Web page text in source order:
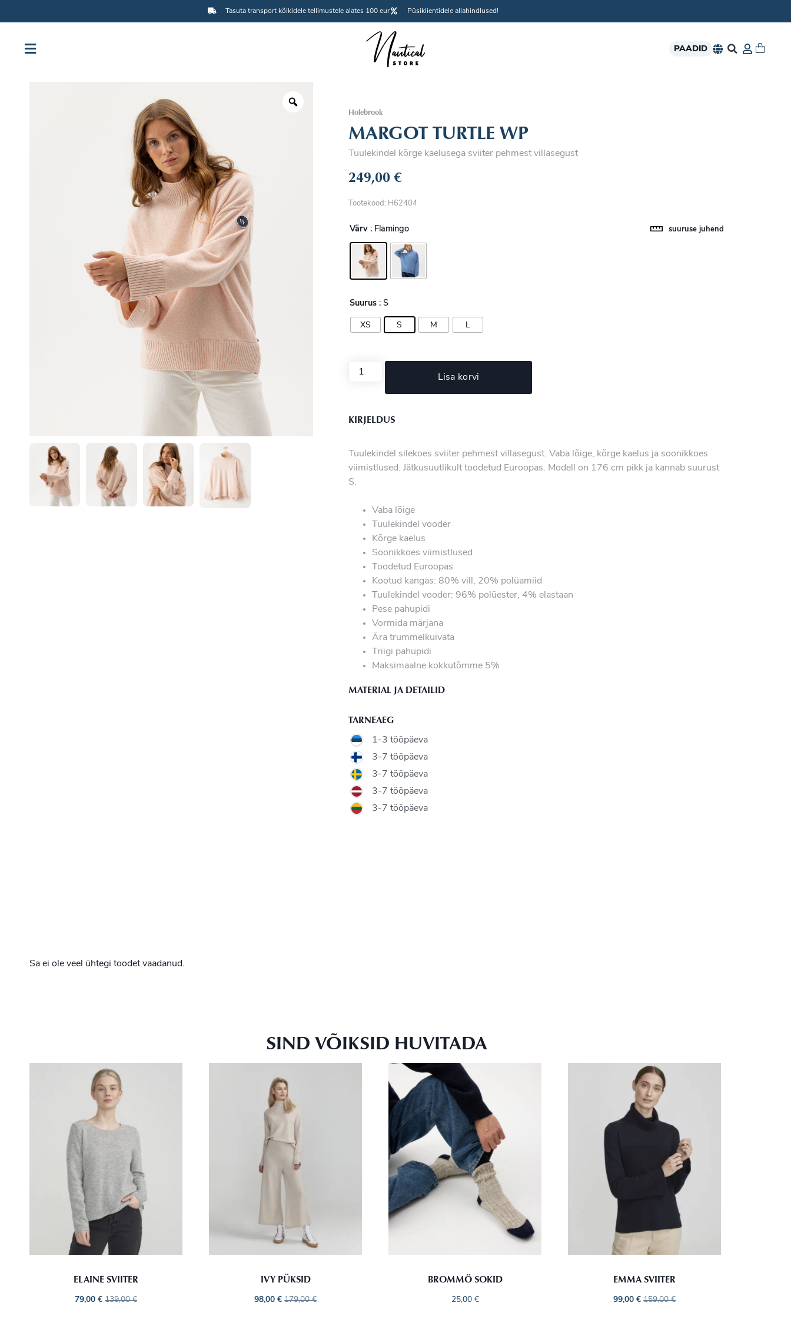
Tasuta transport kõikidele tellimustele alates 100 eur Püsiklientidele allahindlused!
PAADID
Holebrook
MARGOT TURTLE WP
Tuulekindel kõrge kaelusega sviiter pehmest villasegust
249,00€
Tootekood: H62404
Värv : Flamingo
Suurus : S
XS S M L
suuruse juhend
Lisa korvi
KIRJELDUS
Tuulekindel silekoes sviiter pehmest villasegust. Vaba lõige, kõrge kaelus ja soonikkoes
viimistlused. Jätkusuutlikult toodetud Euroopas. Modell on 176 cm pikk ja kannab suurust
S.
Vaba lõige
Tuulekindel vooder
Kõrge kaelus
Soonikkoes viimistlused
Toodetud Euroopas
Kootud kangas: 80% vill, 20% polüamiid
Tuulekindel vooder: 96% polüester, 4% elastaan
Pese pahupidi
Vormida märjana
Ära trummelkuivata
Triigi pahupidi
Maksimaalne kokkutõmme 5%
MATERIAL JA DETAILID
TARNEAEG
1-3 tööpäeva
3-7 tööpäeva
3-7 tööpäeva
3-7 tööpäeva
3-7 tööpäeva
Sa ei ole veel ühtegi toodet vaadanud.
SIND VÕIKSID HUVITADA
ELAINE SVIITER
79,00€ 139,00€
IVY PÜKSID
98,00€ 179,00€
BROMMÖ SOKID
25,00 €
EMMA SVIITER
99,00€ 159,00€